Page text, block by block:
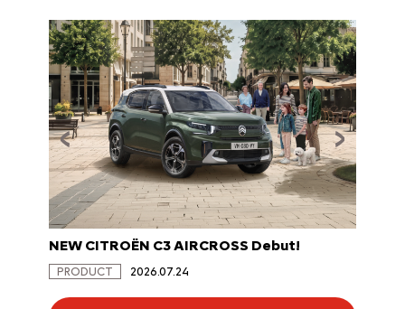
NEW CITROËN C3 AIRCROSS Debut!
PRODUCT 2026.07.24